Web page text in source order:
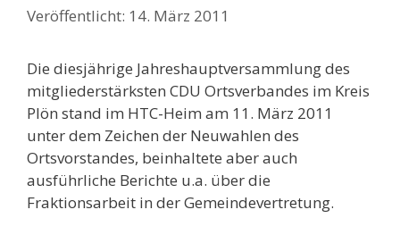
14. März 2011
Die diesjährige Jahreshauptversammlung des
mitgliederstärksten CDU Ortsverbandes im Kreis
Plön stand im HTC-Heim am 11. März 2011
unter dem Zeichen der Neuwahlen des
Ortsvorstandes, beinhaltete aber auch
ausführliche Berichte u.a. über die
Fraktionsarbeit in der Gemeindevertretung.